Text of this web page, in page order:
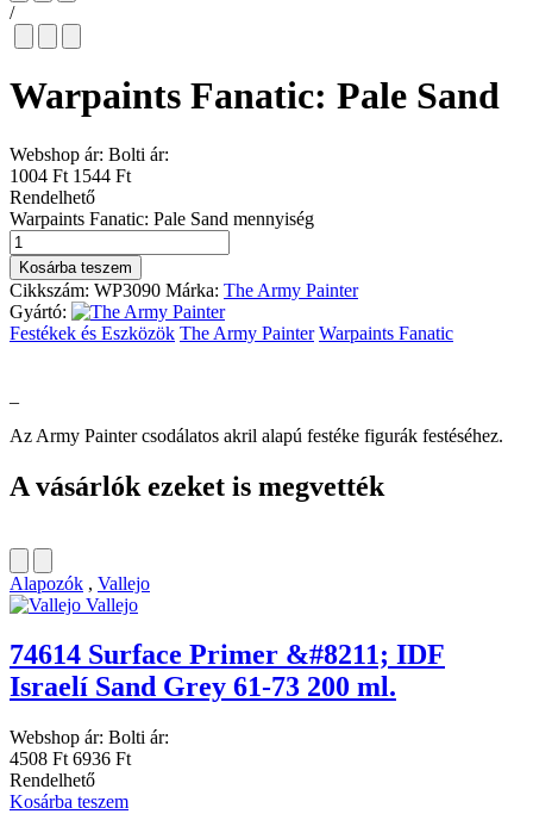
/
Warpaints Fanatic: Pale Sand
Webshop ár: Bolti ár:
1004 Ft 1544 Ft
Rendelhető
Warpaints Fanatic: Pale Sand mennyiség
Kosárba teszem
Cikkszám: WP3090 Márka: The Army Painter
Gyártó:
Festékek és Eszközök The Army Painter Warpaints Fanatic
Az Army Painter csodálatos akril alapú festéke figurák festéséhez.
A vásárlók ezeket is megvették
Alapozók , Vallejo
Vallejo
74614 Surface Primer &#8211; IDF
Israelí Sand Grey 61-73 200 ml.
Webshop ár: Bolti ár:
4508 Ft 6936 Ft
Rendelhető
Kosárba teszem